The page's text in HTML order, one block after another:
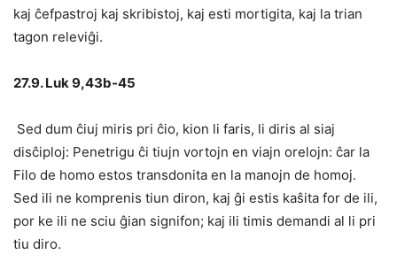
kaj ĉefpastroj kaj skribistoj, kaj esti mortigita, kaj la trian
tagon releviĝi.
27.9. Luk 9,43b-45
Sed dum ĉiuj miris pri ĉio, kion li faris, li diris al siaj
disĉiploj: Penetrigu ĉi tiujn vortojn en viajn orelojn: ĉar la
Filo de homo estos transdonita en la manojn de homoj.
Sed ili ne komprenis tiun diron, kaj ĝi estis kaŝita for de ili,
por ke ili ne sciu ĝian signifon; kaj ili timis demandi al li pri
tiu diro.